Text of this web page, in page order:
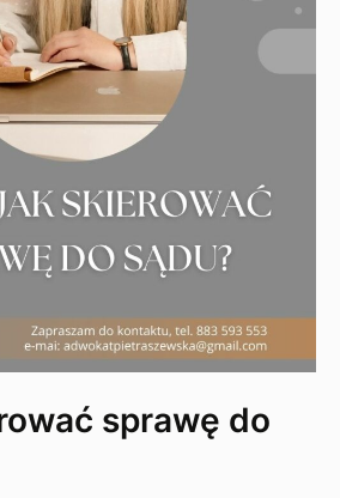
sprawę do